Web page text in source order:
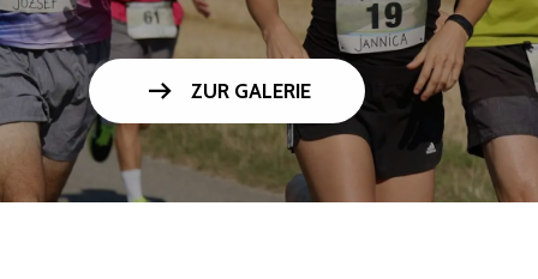
arrow_right_alt ZUR GALERIE